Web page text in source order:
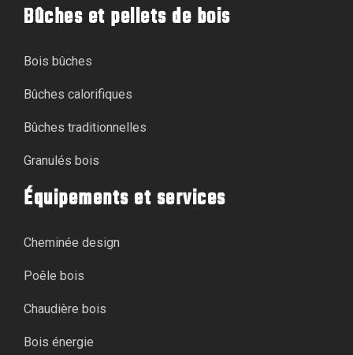
Bûches et pellets de bois
Bois bûches
Bûches calorifiques
Bûches traditionnelles
Granulés bois
Équipements et services
Cheminée design
Poêle bois
Chaudière bois
Bois énergie